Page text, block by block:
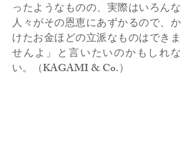
ったようなものの、実際はいろんな
人々がその恩恵にあずかるので、か
けたお金ほどの立派なものはできま
せんよ」と言いたいのかもしれな
い。（KAGAMI & Co.）